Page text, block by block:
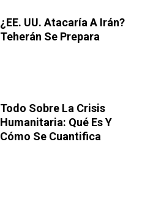
¿EE. UU. Atacaría A Irán?
Teherán Se Prepara
Todo Sobre La Crisis
Humanitaria: Qué Es Y
Cómo Se Cuantifica